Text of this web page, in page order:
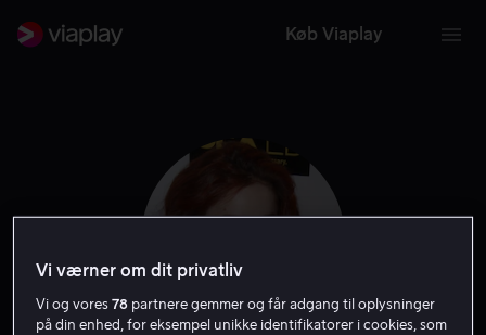
Køb Viaplay
Vi værner om dit privatliv
Vi og vores78 partnere gemmer og får adgang til oplysninger
på din enhed, for eksempel unikke identifikatorer i cookies, som